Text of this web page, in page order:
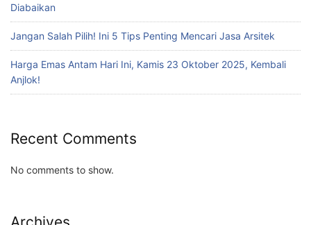
Diabaikan
Jangan Salah Pilih! Ini 5 Tips Penting Mencari Jasa Arsitek
Harga Emas Antam Hari Ini, Kamis 23 Oktober 2025, Kembali
Anjlok!
Recent Comments
No comments to show.